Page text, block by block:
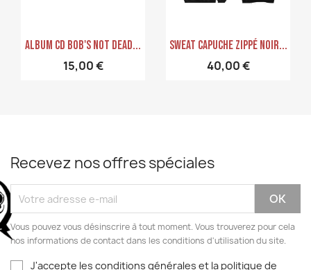
 Aperçu rapide
Album CD Bob's Not Dead...
15,00 €
 Aperçu rapide
Sweat Capuche Zippé Noir...
40,00 €
Recevez nos offres spéciales
Vous pouvez vous désinscrire à tout moment. Vous trouverez pour cela
nos informations de contact dans les conditions d'utilisation du site.
J'accepte les conditions générales et la politique de